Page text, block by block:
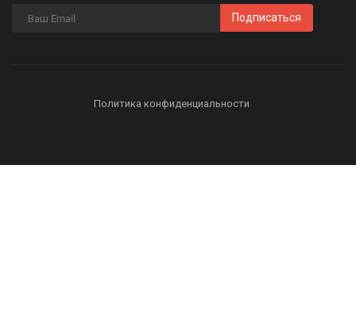
Подписаться
Политика конфиденциальности